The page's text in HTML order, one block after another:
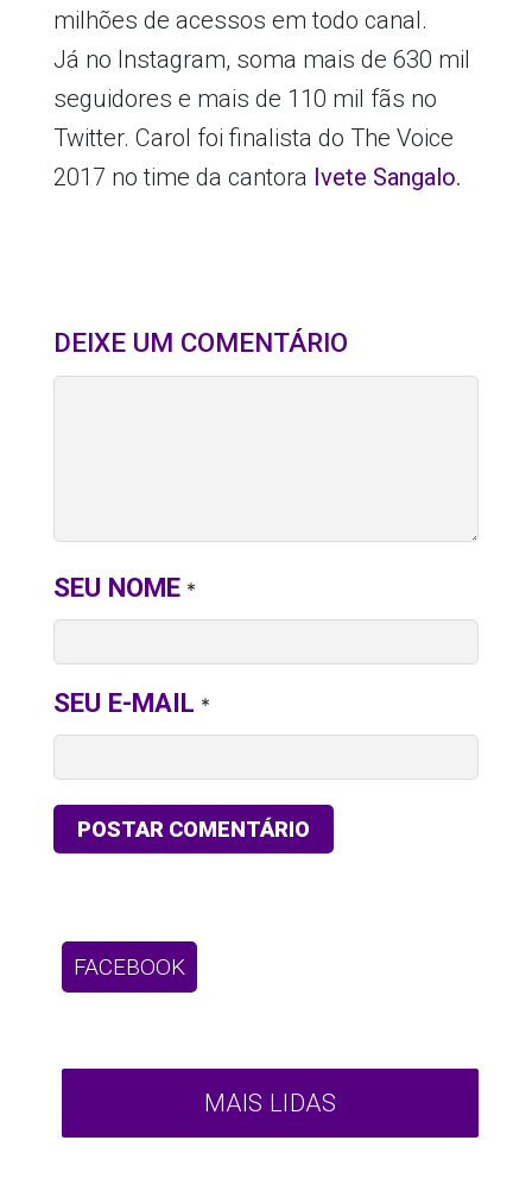
milhões de acessos em todo canal.
Já no Instagram, soma mais de 630 mil
seguidores e mais de 110 mil fãs no
Twitter. Carol foi finalista do The Voice
2017 no time da cantora Ivete Sangalo.
DEIXE UM COMENTÁRIO
SEU NOME *
SEU E-MAIL *
FACEBOOK
MAIS LIDAS